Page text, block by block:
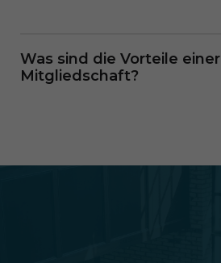
Was sind die Vorteile einer
Mitgliedschaft?